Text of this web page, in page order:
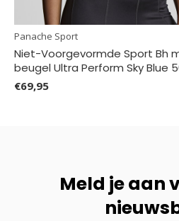
Panache Sport
Niet-Voorgevormde Sport Bh
beugel Ultra Perform Sky Blue
€69,95
Meld je aan